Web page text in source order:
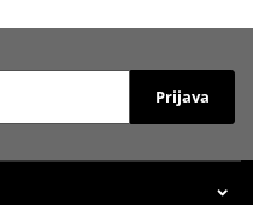
Prijava